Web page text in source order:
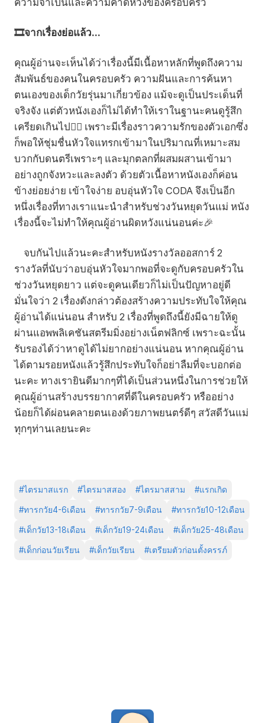
ความจำเป็นและความคาดหวังของครอบครัว
🎞️จากเรื่องย่อแล้ว...
คุณผู้อ่านจะเห็นได้ว่าเรื่องนี้มีเนื้อหาหลักที่พูดถึงความ
สัมพันธ์ของคนในครอบครัว ความฝันและการค้นหา
ตนเองของเด็กวัยรุ่นมาเกี่ยวข้อง แม้จะดูเป็นประเด็นที่
จริงจัง แต่ตัวหนังเองก็ไม่ได้ทำให้เราในฐานะคนดูรู้สึก
เครียดเกินไป👌🏻 เพราะมีเรื่องราวความรักของตัวเอกซึ่ง
ก็พอให้ชุ่มชื่นหัวใจแทรกเข้ามาในปริมาณที่เหมาะสม
บวกกับดนตรีเพราะๆ และมุกตลกที่ผสมผสานเข้ามา
อย่างถูกจังหวะและลงตัว ด้วยตัวเนื้อหาหนังเองก็ค่อน
ข้างย่อยง่าย เข้าใจง่าย อบอุ่นหัวใจ CODA จึงเป็นอีก
หนึ่งเรื่องที่ทางเราแนะนำสำหรับช่วงวันหยุดวันแม่ หนัง
เรื่องนี้จะไม่ทำให้คุณผู้อ่านผิดหวังแน่นอนค่ะ🎉
จบกันไปแล้วนะคะสำหรับหนังรางวัลออสการ์ 2
รางวัลที่นับว่าอบอุ่นหัวใจมากพอที่จะดูกับครอบครัวใน
ช่วงวันหยุดยาว แต่จะดูคนเดียวก็ไม่เป็นปัญหาอยู่ดี
มั่นใจว่า 2 เรื่องดังกล่าวต้องสร้างความประทับใจให้คุณ
ผู้อ่านได้แน่นอน สำหรับ 2 เรื่องที่พูดถึงนี้ยังมีฉายให้ดู
ผ่านแอพพลิเคชันสตรีมมิ่งอย่างเน็ตฟลิกซ์ เพราะฉะนั้น
รับรองได้ว่าหาดูได้ไม่ยากอย่างแน่นอน หากคุณผู้อ่าน
ได้ตามรอยหนังแล้วรู้สึกประทับใจก็อย่าลืมที่จะบอกต่อ
นะคะ ทางเรายินดีมากๆที่ได้เป็นส่วนหนึ่งในการช่วยให้
คุณผู้อ่านสร้างบรรยากาศที่ดีในครอบครัว หรืออย่าง
น้อยก็ได้ผ่อนคลายตนเองด้วยภาพยนตร์ดีๆ สวัสดีวันแม่
ทุกๆท่านเลยนะคะ
#ไตรมาสแรก #ไตรมาสสอง #ไตรมาสสาม #แรกเกิด
#ทารกวัย4-6เดือน #ทารกวัย7-9เดือน #ทารกวัย10-12เดือน
#เด็กวัย13-18เดือน #เด็กวัย19-24เดือน #เด็กวัย25-48เดือน
#เด็กก่อนวัยเรียน #เด็กวัยเรียน #เตรียมตัวก่อนตั้งครรภ์